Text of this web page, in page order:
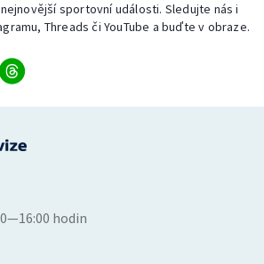
sportovní události. Sledujte nás i
Threads či YouTube a buďte v obraze.
hodin